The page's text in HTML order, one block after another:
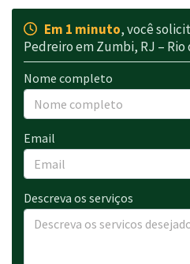
Em 1 minuto, você
Pedreiro em Zumbi, RJ – Rio
Nome completo
Email
Descreva os serviços